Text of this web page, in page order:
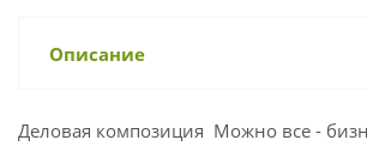
Описание
Деловая композиция Можно все -